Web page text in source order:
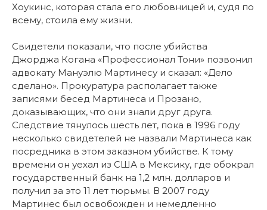
Хоукинс, которая стала его любовницей и, судя по
всему, стоила ему жизни.
Свидетели показали, что после убийства
Джорджа Когана «Профессионал Тони» позвонил
адвокату Мануэлю Мартинесу и сказал: «Дело
сделано». Прокуратура располагает также
записями бесед Мартинеса и Прозано,
доказывающих, что они знали друг друга.
Следствие тянулось шесть лет, пока в 1996 году
несколько свидетелей не назвали Мартинеса как
посредника в этом заказном убийстве. К тому
времени он уехал из США в Мексику, где обокрал
государственный банк на 1,2 млн. долларов и
получил за это 11 лет тюрьмы. В 2007 году
Мартинес был освобожден и немедленно